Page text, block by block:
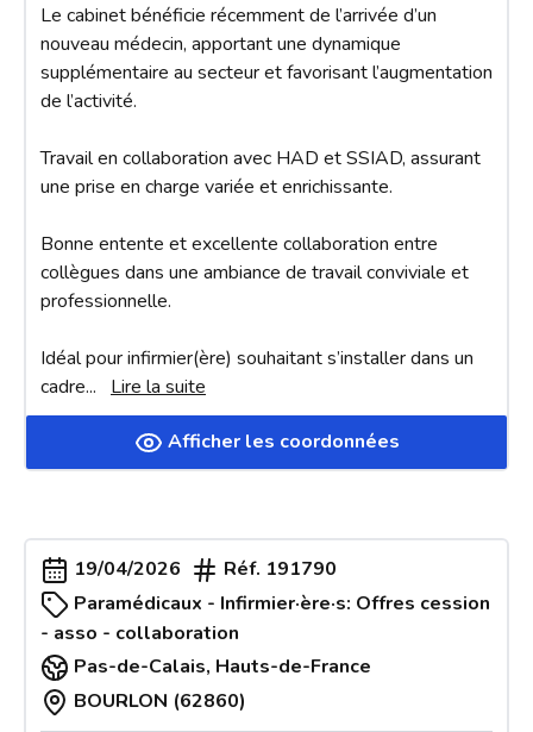
Le cabinet bénéficie récemment de l’arrivée d’un
nouveau médecin, apportant une dynamique
supplémentaire au secteur et favorisant l’augmentation
de l’activité.
Travail en collaboration avec HAD et SSIAD, assurant
une prise en charge variée et enrichissante.
Bonne entente et excellente collaboration entre
collègues dans une ambiance de travail conviviale et
professionnelle.
Idéal pour infirmier(ère) souhaitant s’installer dans un
cadre... Lire la suite
Afficher les coordonnées
19/04/2026 Réf. 191790
Paramédicaux - Infirmier·ère·s: Offres cession
- asso - collaboration
Pas-de-Calais, Hauts-de-France
BOURLON (62860)